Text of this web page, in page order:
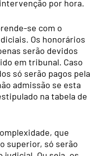
por hora.
se com o
Os honorários
serão devidos
em tribunal. Caso
só serão pagos pela
admissão se esta
na tabela de
que
superior, só serão